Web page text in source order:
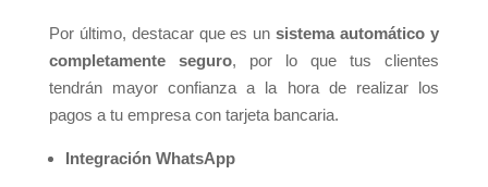
Por último, destacar que es unsistema automático y
completamente seguro, por lo que tus clientes
tendrán mayor confianza a la hora de realizar los
pagos a tu empresa con tarjeta bancaria.
Integración WhatsApp